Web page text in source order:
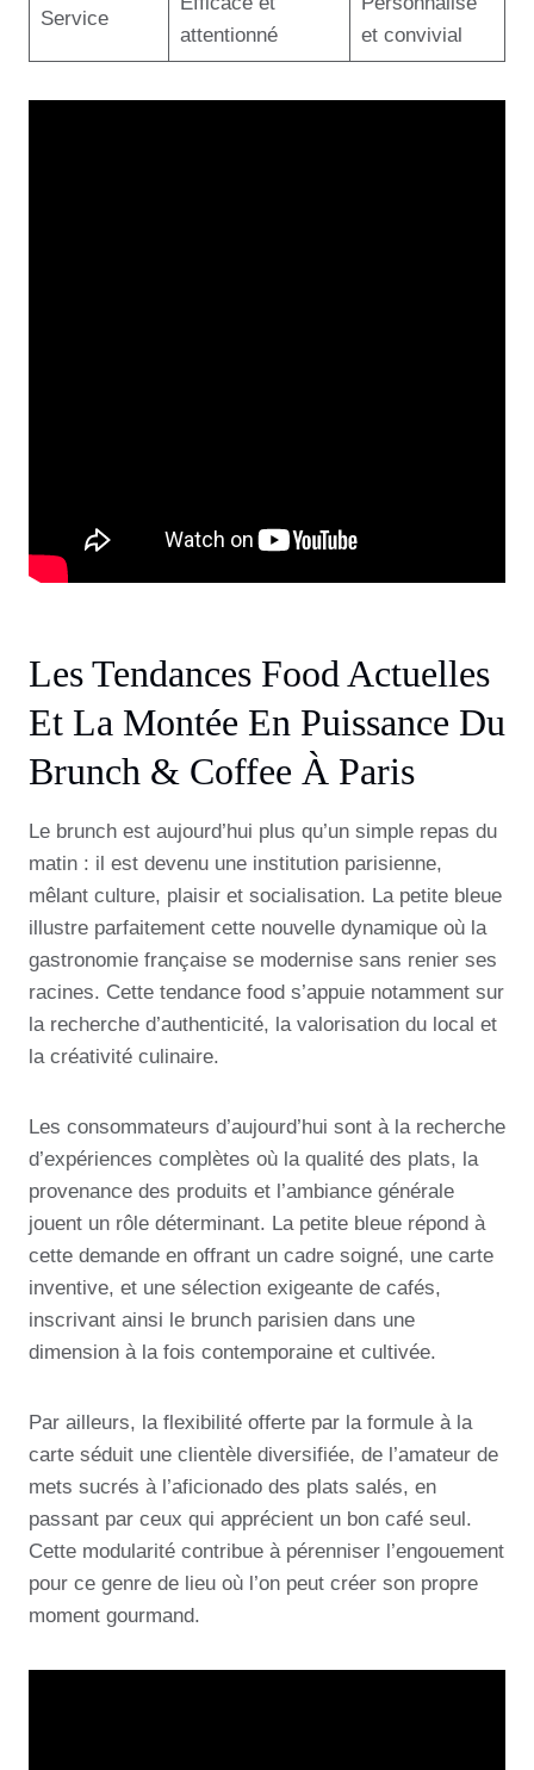
Service
attentionné
et convivial
Les Tendances Food Actuelles
Et La Montée En Puissance Du
Brunch & Coffee À Paris
Le brunch est aujourd’hui plus qu’un simple repas du
matin : il est devenu une institution parisienne,
mêlant culture, plaisir et socialisation. La petite bleue
illustre parfaitement cette nouvelle dynamique où la
gastronomie française se modernise sans renier ses
racines. Cette tendance food s’appuie notamment sur
la recherche d’authenticité, la valorisation du local et
la créativité culinaire.
Les consommateurs d’aujourd’hui sont à la recherche
d’expériences complètes où la qualité des plats, la
provenance des produits et l’ambiance générale
jouent un rôle déterminant. La petite bleue répond à
cette demande en offrant un cadre soigné, une carte
inventive, et une sélection exigeante de cafés,
inscrivant ainsi le brunch parisien dans une
dimension à la fois contemporaine et cultivée.
Par ailleurs, la flexibilité offerte par la formule à la
carte séduit une clientèle diversifiée, de l’amateur de
mets sucrés à l’aficionado des plats salés, en
passant par ceux qui apprécient un bon café seul.
Cette modularité contribue à pérenniser l’engouement
pour ce genre de lieu où l’on peut créer son propre
moment gourmand.